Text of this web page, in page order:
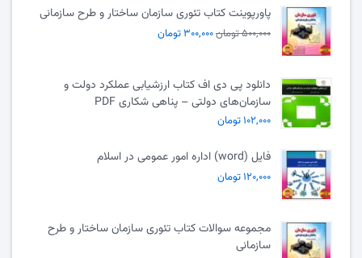
پاورپوینت کتاب تئوری سازمان ساختار و طرح سازمانی
۵۰۰,۰۰۰ تومان ۳۰۰,۰۰۰ تومان
دانلود پی دی اف کتاب ارزشیابی عملکرد دولت و
سازمان‌های دولتی – پناهی شکاری PDF
۱۰۲,۰۰۰ تومان
فایل (word) اداره امور عمومی در اسلام
۱۲۰,۰۰۰ تومان
مجموعه سوالات کتاب تئوری سازمان ساختار و طرح
سازمانی